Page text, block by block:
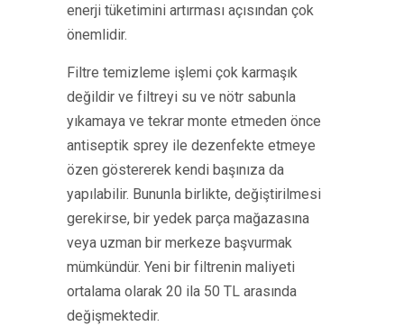
enerji tüketimini artırması açısından çok
önemlidir.
Filtre temizleme işlemi çok karmaşık
değildir ve filtreyi su ve nötr sabunla
yıkamaya ve tekrar monte etmeden önce
antiseptik sprey ile dezenfekte etmeye
özen göstererek kendi başınıza da
yapılabilir. Bununla birlikte, değiştirilmesi
gerekirse, bir yedek parça mağazasına
veya uzman bir merkeze başvurmak
mümkündür. Yeni bir filtrenin maliyeti
ortalama olarak 20 ila 50 TL arasında
değişmektedir.